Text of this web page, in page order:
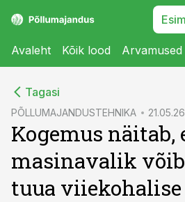
Avaleht Kõik lood Arvamused
Tagasi
PÕLLUMAJANDUSTEHNIKA
Kogemus näitab,
masinavalik
tuua